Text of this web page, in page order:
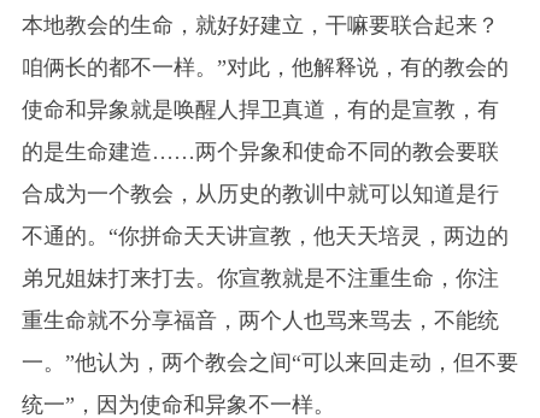
本地教会的生命，就好好建立，干嘛要联合起来？
咱俩长的都不一样。”对此，他解释说，有的教会的
使命和异象就是唤醒人捍卫真道，有的是宣教，有
的是生命建造……两个异象和使命不同的教会要联
合成为一个教会，从历史的教训中就可以知道是行
不通的。“你拼命天天讲宣教，他天天培灵，两边的
弟兄姐妹打来打去。你宣教就是不注重生命，你注
重生命就不分享福音，两个人也骂来骂去，不能统
一。”他认为，两个教会之间“可以来回走动，但不要
统一”，因为使命和异象不一样。